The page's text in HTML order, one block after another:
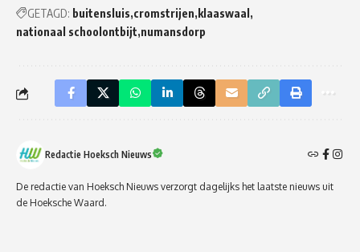
GETAGD: buitensluis cromstrijen klaaswaal
nationaal schoolontbijt numansdorp
Redactie Hoeksch Nieuws
De redactie van Hoeksch Nieuws verzorgt dagelijks het laatste nieuws uit
de Hoeksche Waard.